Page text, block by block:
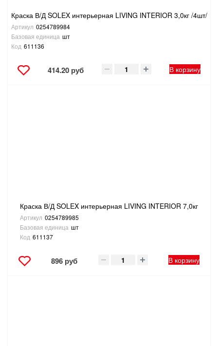
Краска В/Д SOLEX интерьерная LIVING INTERIOR 3,0кг /4шт/
Артикул 0254789984
Базовая единица шт
Код 611136
414.20 руб В корзину
Краска В/Д SOLEX интерьерная LIVING INTERIOR 7,0кг
Артикул 0254789985
Базовая единица шт
Код 611137
896 руб В корзину